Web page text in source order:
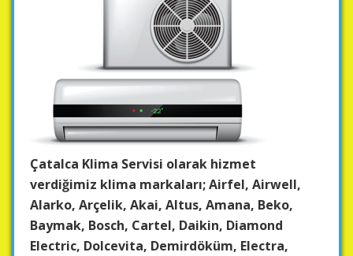
Çatalca Klima Servisi olarak hizmet
verdiğimiz klima markaları; Airfel, Airwell,
Alarko, Arçelik, Akai, Altus, Amana, Beko,
Baymak, Bosch, Cartel, Daikin, Diamond
Electric, Dolcevita, Demirdöküm, Electra,